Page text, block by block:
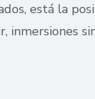
está la
inmersiones